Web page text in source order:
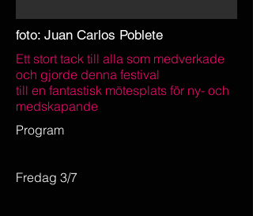
Program
Fredag 3/7
foto: Juan Carlos Poblete
Ett stort tack till alla som medverkade
och gjorde denna festival
till en fantastisk mötesplats för ny- och
medskapande